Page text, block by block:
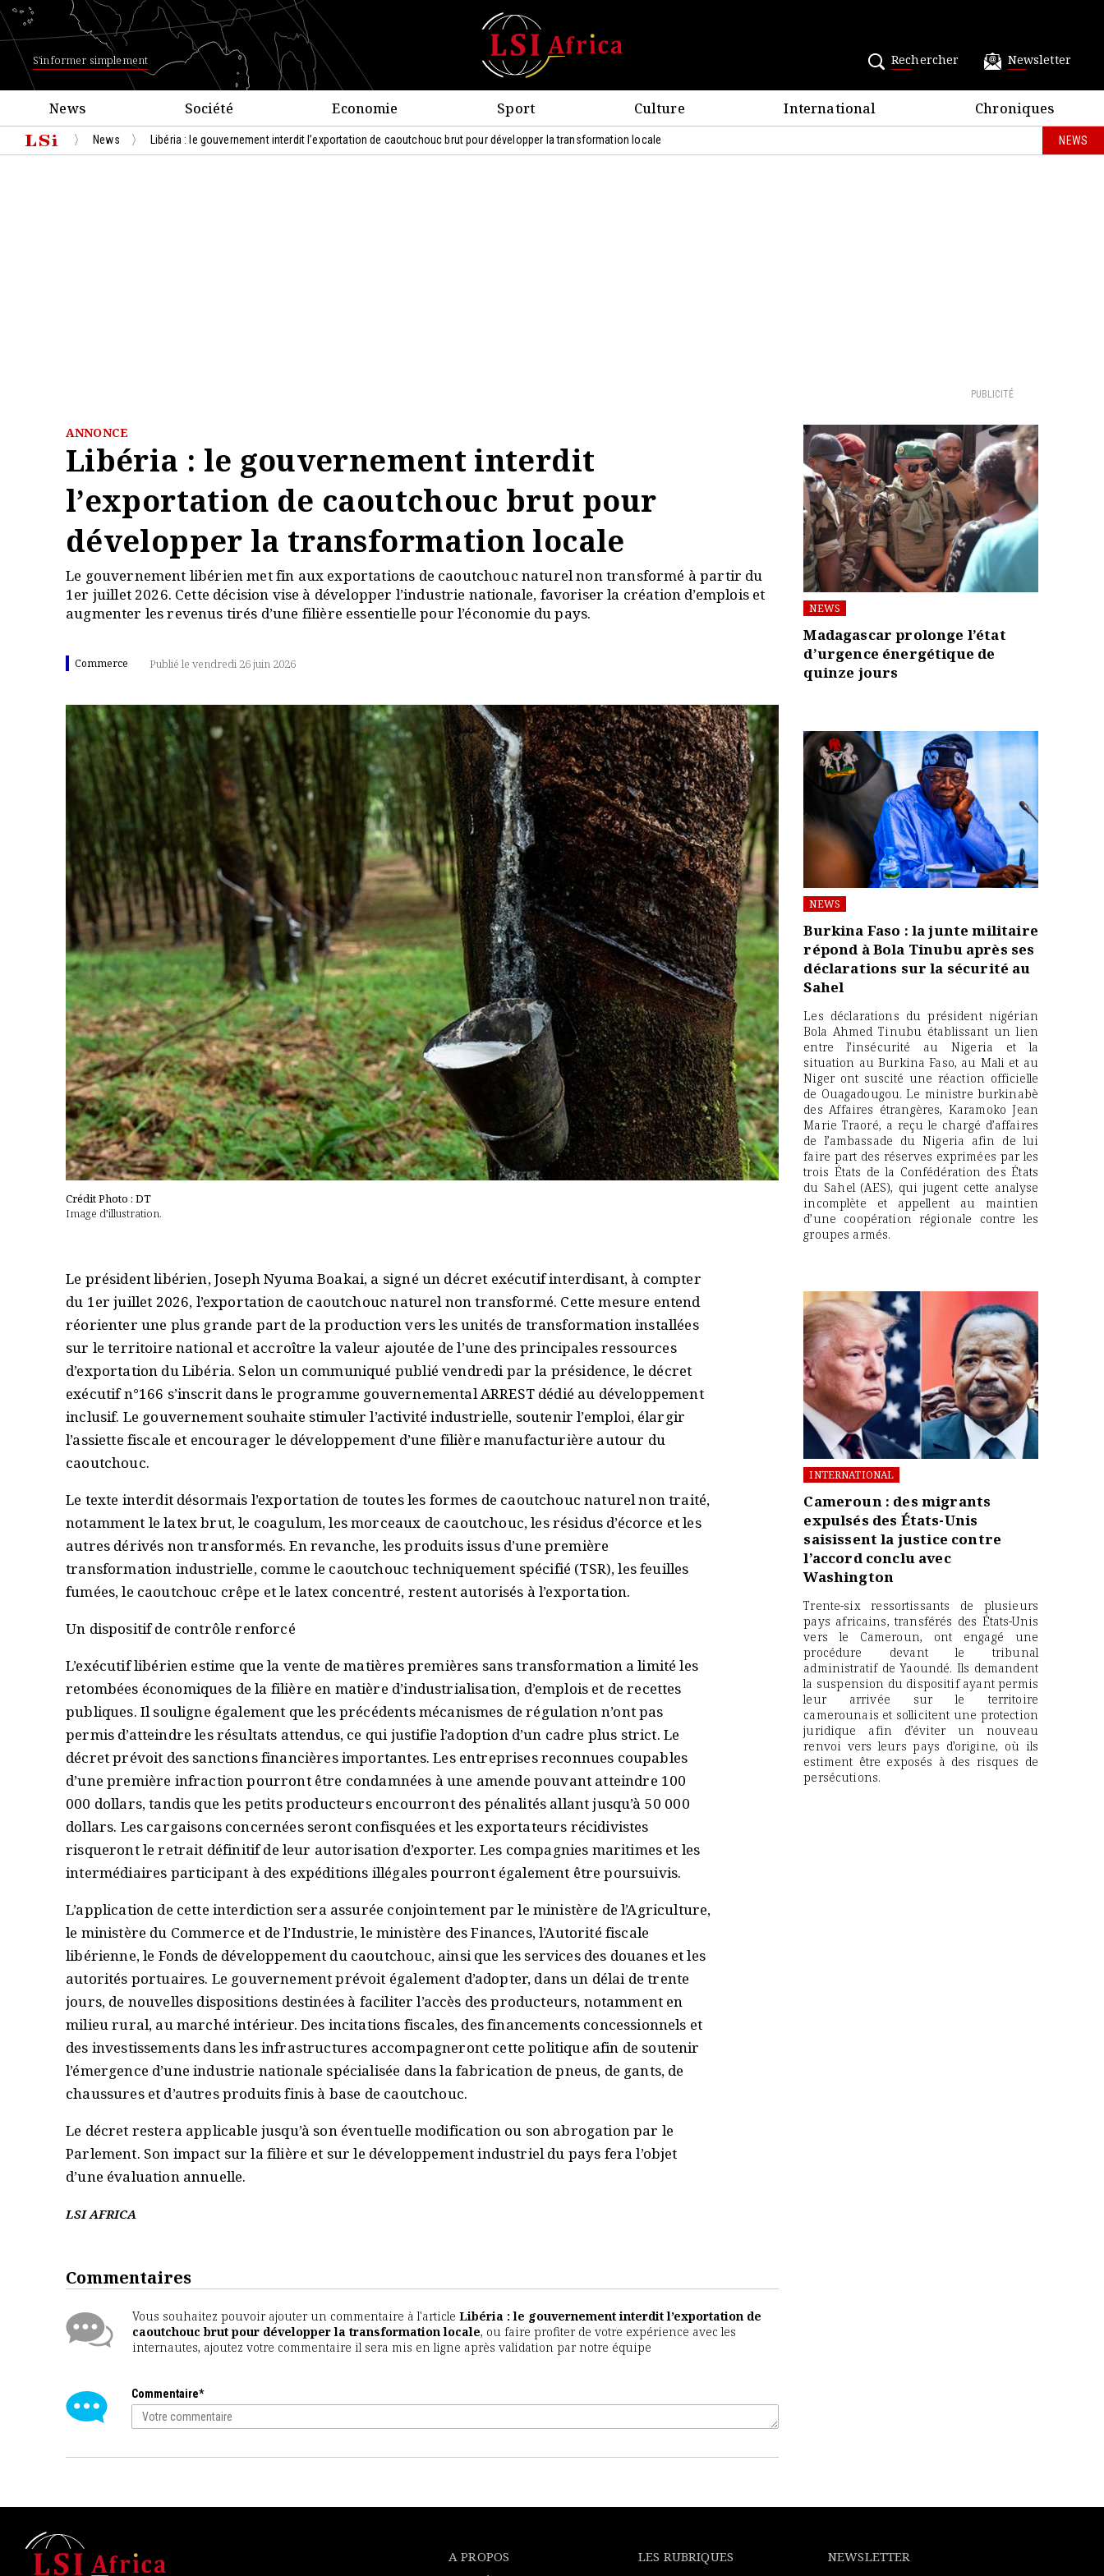
S'informer simplement Rechercher Newsletter
News Société Economie Sport Culture International Chroniques
News Libéria : le gouvernement interdit l’exportation de caoutchouc brut pour développer la transformation locale NEWS
PUBLICITÉ
ANNONCE
Libéria : le gouvernement interdit
l’exportation de caoutchouc brut pour
développer la transformation locale
Le gouvernement libérien met fin aux exportations de caoutchouc naturel non transformé à partir du
1er juillet 2026. Cette décision vise à développer l’industrie nationale, favoriser la création d’emplois et
augmenter les revenus tirés d’une filière essentielle pour l’économie du pays.
Commerce Publié le vendredi 26 juin 2026
Crédit Photo : DT
Image d’illustration.
Le président libérien, Joseph Nyuma Boakai, a signé un décret exécutif interdisant, à compter
du 1er juillet 2026, l’exportation de caoutchouc naturel non transformé. Cette mesure entend
réorienter une plus grande part de la production vers les unités de transformation installées
sur le territoire national et accroître la valeur ajoutée de l’une des principales ressources
d’exportation du Libéria. Selon un communiqué publié vendredi par la présidence, le décret
exécutif n°166 s’inscrit dans le programme gouvernemental ARREST dédié au développement
inclusif. Le gouvernement souhaite stimuler l’activité industrielle, soutenir l’emploi, élargir
l’assiette fiscale et encourager le développement d’une filière manufacturière autour du
caoutchouc.
Le texte interdit désormais l’exportation de toutes les formes de caoutchouc naturel non traité,
notamment le latex brut, le coagulum, les morceaux de caoutchouc, les résidus d’écorce et les
autres dérivés non transformés. En revanche, les produits issus d’une première
transformation industrielle, comme le caoutchouc techniquement spécifié (TSR), les feuilles
fumées, le caoutchouc crêpe et le latex concentré, restent autorisés à l’exportation.
Un dispositif de contrôle renforcé
L’exécutif libérien estime que la vente de matières premières sans transformation a limité les
retombées économiques de la filière en matière d’industrialisation, d’emplois et de recettes
publiques. Il souligne également que les précédents mécanismes de régulation n’ont pas
permis d’atteindre les résultats attendus, ce qui justifie l’adoption d’un cadre plus strict. Le
décret prévoit des sanctions financières importantes. Les entreprises reconnues coupables
d’une première infraction pourront être condamnées à une amende pouvant atteindre 100
000 dollars, tandis que les petits producteurs encourront des pénalités allant jusqu’à 50 000
dollars. Les cargaisons concernées seront confisquées et les exportateurs récidivistes
risqueront le retrait définitif de leur autorisation d’exporter. Les compagnies maritimes et les
intermédiaires participant à des expéditions illégales pourront également être poursuivis.
L’application de cette interdiction sera assurée conjointement par le ministère de l’Agriculture,
le ministère du Commerce et de l’Industrie, le ministère des Finances, l’Autorité fiscale
libérienne, le Fonds de développement du caoutchouc, ainsi que les services des douanes et les
autorités portuaires. Le gouvernement prévoit également d’adopter, dans un délai de trente
jours, de nouvelles dispositions destinées à faciliter l’accès des producteurs, notamment en
milieu rural, au marché intérieur. Des incitations fiscales, des financements concessionnels et
des investissements dans les infrastructures accompagneront cette politique afin de soutenir
l’émergence d’une industrie nationale spécialisée dans la fabrication de pneus, de gants, de
chaussures et d’autres produits finis à base de caoutchouc.
Le décret restera applicable jusqu’à son éventuelle modification ou son abrogation par le
Parlement. Son impact sur la filière et sur le développement industriel du pays fera l’objet
d’une évaluation annuelle.
LSI AFRICA
Commentaires
Vous souhaitez pouvoir ajouter un commentaire à l'article Libéria : le gouvernement interdit l’exportation de
caoutchouc brut pour développer la transformation locale, ou faire profiter de votre expérience avec les
internautes, ajoutez votre commentaire il sera mis en ligne après validation par notre équipe
Commentaire*
NEWS
Madagascar prolonge l’état
d’urgence énergétique de
quinze jours
NEWS
Burkina Faso : la junte militaire
répond à Bola Tinubu après ses
déclarations sur la sécurité au
Sahel
Les déclarations du président nigérian
Bola Ahmed Tinubu établissant un lien
entre l’insécurité au Nigeria et la
situation au Burkina Faso, au Mali et au
Niger ont suscité une réaction officielle
de Ouagadougou. Le ministre burkinabè
des Affaires étrangères, Karamoko Jean
Marie Traoré, a reçu le chargé d’affaires
de l’ambassade du Nigeria afin de lui
faire part des réserves exprimées par les
trois États de la Confédération des États
du Sahel (AES), qui jugent cette analyse
incomplète et appellent au maintien
d’une coopération régionale contre les
groupes armés.
INTERNATIONAL
Cameroun : des migrants
expulsés des États-Unis
saisissent la justice contre
l’accord conclu avec
Washington
Trente-six ressortissants de plusieurs
pays africains, transférés des États-Unis
vers le Cameroun, ont engagé une
procédure devant le tribunal
administratif de Yaoundé. Ils demandent
la suspension du dispositif ayant permis
leur arrivée sur le territoire
camerounais et sollicitent une protection
juridique afin d’éviter un nouveau
renvoi vers leurs pays d’origine, où ils
estiment être exposés à des risques de
persécutions.
A PROPOS LES RUBRIQUES NEWSLETTER